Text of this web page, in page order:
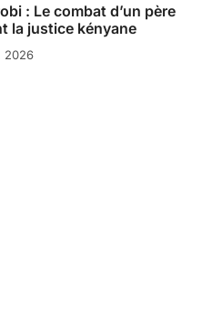
: Le combat d’un père
la justice kényane
2026